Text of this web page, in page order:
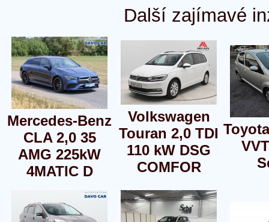
Další zajímavé
Mercedes-Benz
CLA 2,0 35
AMG 225kW
4MATIC D
Volkswagen
Touran 2,0 TDI
110 kW DSG
COMFOR